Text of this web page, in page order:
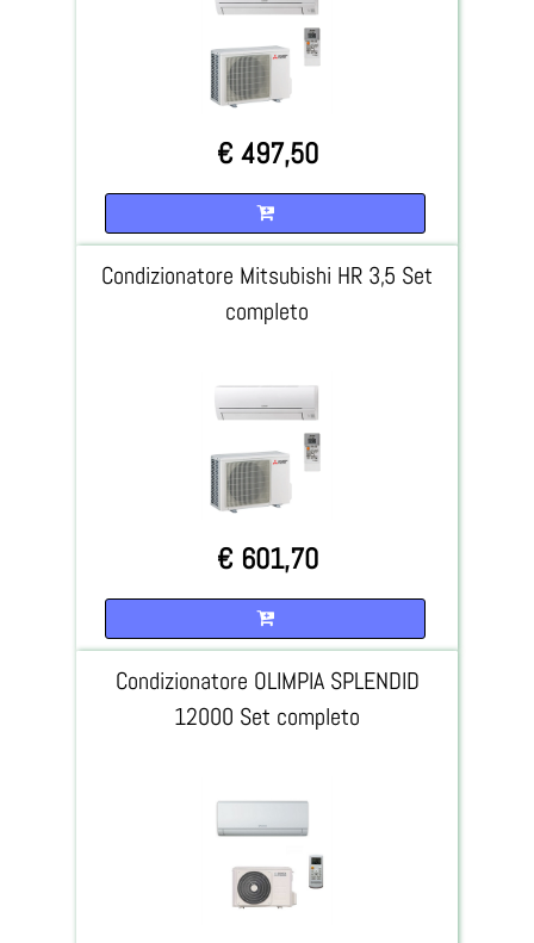
€ 497,50
Condizionatore Mitsubishi HR 3,5 Set
completo
€ 601,70
Condizionatore OLIMPIA SPLENDID
12000 Set completo